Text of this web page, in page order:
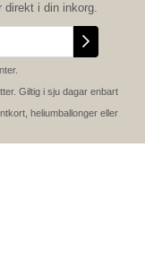
direkt i din inkorg.
Giltig i sju dagar enbart
heliumballonger eller